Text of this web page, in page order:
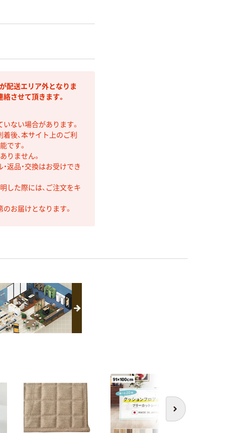
配送エリア外となりま
させて頂きます。
ない場合があります。
後、本サイト上のご利
です。
りません。
返品・交換はお受けでき
した際には、ご注文をキ
お届けとなります。
次へ